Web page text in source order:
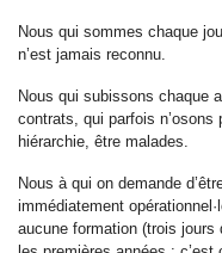
Nous qui sommes chaque
n’est jamais reconnu.
Nous qui subissons chaque
contrats, qui parfois
hiérarchie, être malades.
Nous à qui on demande
immédiatement
aucune formation (trois jours